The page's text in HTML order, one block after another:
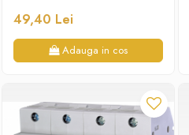
49,40 Lei
Adauga in cos